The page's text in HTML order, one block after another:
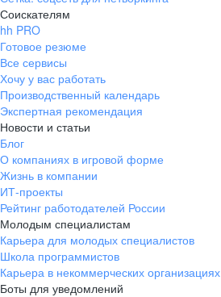
Соискателям
hh PRO
Готовое резюме
Все сервисы
Хочу у вас работать
Производственный календарь
Экспертная рекомендация
Новости и статьи
Блог
О компаниях в игровой форме
Жизнь в компании
ИТ-проекты
Рейтинг работодателей России
Молодым специалистам
Карьера для молодых специалистов
Школа программистов
Карьера в некоммерческих организациях
Боты для уведомлений